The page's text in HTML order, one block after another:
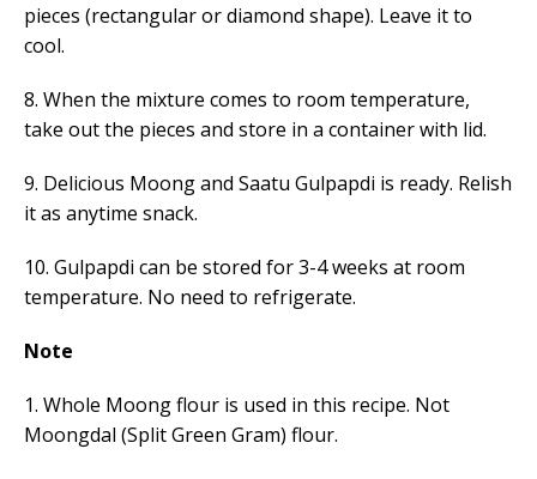
pieces (rectangular or diamond shape). Leave it to
cool.
8. When the mixture comes to room temperature,
take out the pieces and store in a container with lid.
9. Delicious Moong and Saatu Gulpapdi is ready. Relish
it as anytime snack.
10. Gulpapdi can be stored for 3-4 weeks at room
temperature. No need to refrigerate.
Note
1. Whole Moong flour is used in this recipe. Not
Moongdal (Split Green Gram) flour.